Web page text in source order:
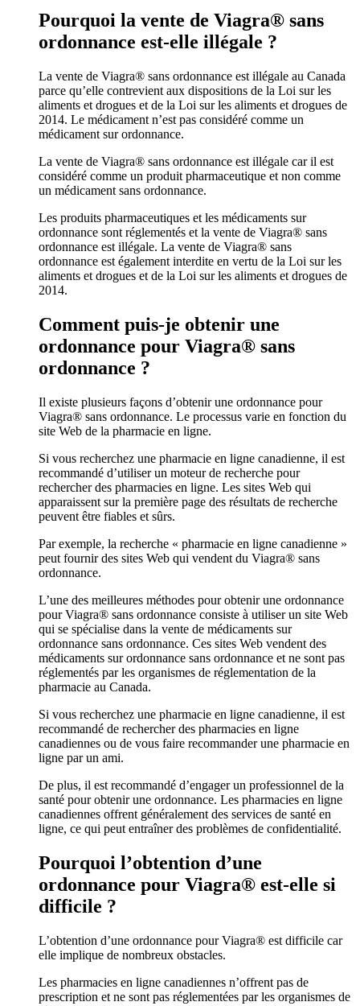
Pourquoi la vente de Viagra® sans
ordonnance est-elle illégale ?
La vente de Viagra® sans ordonnance est illégale au Canada
parce qu’elle contrevient aux dispositions de la Loi sur les
aliments et drogues et de la Loi sur les aliments et drogues de
2014. Le médicament n’est pas considéré comme un
médicament sur ordonnance.
La vente de Viagra® sans ordonnance est illégale car il est
considéré comme un produit pharmaceutique et non comme
un médicament sans ordonnance.
Les produits pharmaceutiques et les médicaments sur
ordonnance sont réglementés et la vente de Viagra® sans
ordonnance est illégale. La vente de Viagra® sans
ordonnance est également interdite en vertu de la Loi sur les
aliments et drogues et de la Loi sur les aliments et drogues de
2014.
Comment puis-je obtenir une
ordonnance pour Viagra® sans
ordonnance ?
Il existe plusieurs façons d’obtenir une ordonnance pour
Viagra® sans ordonnance. Le processus varie en fonction du
site Web de la pharmacie en ligne.
Si vous recherchez une pharmacie en ligne canadienne, il est
recommandé d’utiliser un moteur de recherche pour
rechercher des pharmacies en ligne. Les sites Web qui
apparaissent sur la première page des résultats de recherche
peuvent être fiables et sûrs.
Par exemple, la recherche « pharmacie en ligne canadienne »
peut fournir des sites Web qui vendent du Viagra® sans
ordonnance.
L’une des meilleures méthodes pour obtenir une ordonnance
pour Viagra® sans ordonnance consiste à utiliser un site Web
qui se spécialise dans la vente de médicaments sur
ordonnance sans ordonnance. Ces sites Web vendent des
médicaments sur ordonnance sans ordonnance et ne sont pas
réglementés par les organismes de réglementation de la
pharmacie au Canada.
Si vous recherchez une pharmacie en ligne canadienne, il est
recommandé de rechercher des pharmacies en ligne
canadiennes ou de vous faire recommander une pharmacie en
ligne par un ami.
De plus, il est recommandé d’engager un professionnel de la
santé pour obtenir une ordonnance. Les pharmacies en ligne
canadiennes offrent généralement des services de santé en
ligne, ce qui peut entraîner des problèmes de confidentialité.
Pourquoi l’obtention d’une
ordonnance pour Viagra® est-elle si
difficile ?
L’obtention d’une ordonnance pour Viagra® est difficile car
elle implique de nombreux obstacles.
Les pharmacies en ligne canadiennes n’offrent pas de
prescription et ne sont pas réglementées par les organismes de